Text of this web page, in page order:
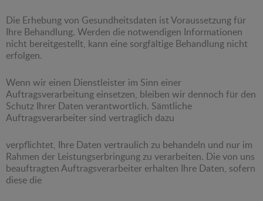
Die Erhebung von Gesundheitsdaten ist Voraussetzung für
Ihre Behandlung. Werden die notwendigen Informationen
nicht bereitgestellt, kann eine sorgfältige Behandlung nicht
erfolgen.
Wenn wir einen Dienstleister im Sinn einer
Auftragsverarbeitung einsetzen, bleiben wir dennoch für den
Schutz Ihrer Daten verantwortlich. Sämtliche
Auftragsverarbeiter sind vertraglich dazu
verpflichtet, Ihre Daten vertraulich zu behandeln und nur im
Rahmen der Leistungserbringung zu verarbeiten. Die von uns
beauftragten Auftragsverarbeiter erhalten Ihre Daten, sofern
diese die